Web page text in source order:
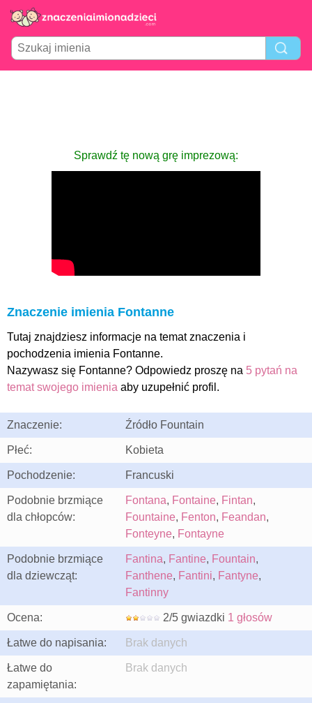
Sprawdź tę nową grę imprezową:
Znaczenie imienia Fontanne
Tutaj znajdziesz informacje na temat znaczenia i
pochodzenia imienia Fontanne.
Nazywasz się Fontanne? Odpowiedz proszę na 5 pytań na
temat swojego imienia aby uzupełnić profil.
Znaczenie: Źródło Fountain
Płeć: Kobieta
Pochodzenie: Francuski
Podobnie brzmiące
dla chłopców:
Fontana, Fontaine, Fintan,
Fountaine, Fenton, Feandan,
Fonteyne, Fontayne
Podobnie brzmiące
dla dziewcząt:
Fantina, Fantine, Fountain,
Fanthene, Fantini, Fantyne,
Fantinny
Ocena: 2/5 gwiazdki 1 głosów
Łatwe do napisania: Brak danych
Łatwe do
zapamiętania:
Brak danych